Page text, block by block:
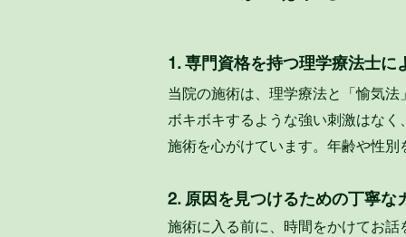
1. 専門資格を持つ理学療法士に
当院の施術は、理学療法と「愉気
ボキボキするような強い刺激はな
施術を心がけています。 年齢や性別
2. 原因を見つけるための丁寧な
施術に入る前に、時間をかけてお話